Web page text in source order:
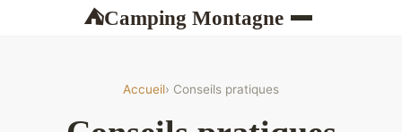
⛺Camping Montagne
Accueil› Conseils pratiques